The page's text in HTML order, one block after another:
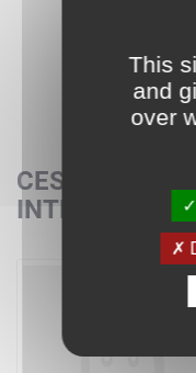
CES SETS
INTÉRESSER
This
and
over